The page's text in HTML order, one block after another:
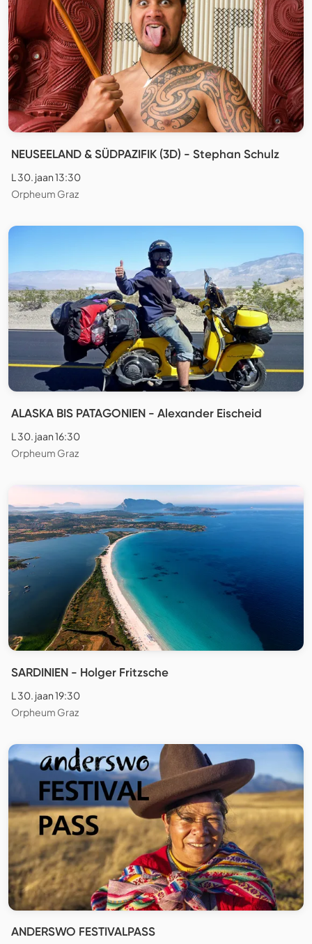
NEUSEELAND & SÜDPAZIFIK (3D) - Stephan Schulz
L 30. jaan 13:30
Orpheum Graz
ALASKA BIS PATAGONIEN - Alexander Eischeid
L 30. jaan 16:30
Orpheum Graz
SARDINIEN - Holger Fritzsche
L 30. jaan 19:30
Orpheum Graz
ANDERSWO FESTIVALPASS